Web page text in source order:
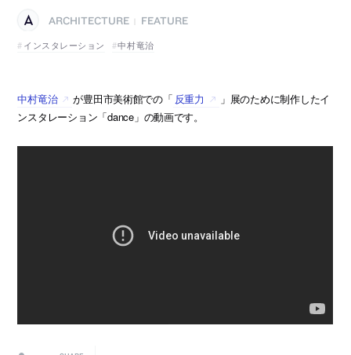
ARCHITECTURE
FEATURE
インスタレーション
中村竜治
中村竜治 が豊田市美術館での「 反重力
」展のために制作したイ
ンスタレーション「dance」の動画です。